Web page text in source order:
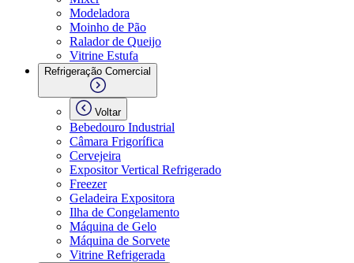
Modeladora
Moinho de Pão
Ralador de Queijo
Vitrine Estufa
Refrigeração Comercial
Voltar
Bebedouro Industrial
Câmara Frigorífica
Cervejeira
Expositor Vertical Refrigerado
Freezer
Geladeira Expositora
Ilha de Congelamento
Máquina de Gelo
Máquina de Sorvete
Vitrine Refrigerada